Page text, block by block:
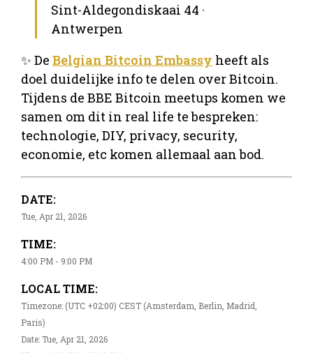
Sint-Aldegondiskaai 44 ·
Antwerpen
✨ De Belgian Bitcoin Embassy heeft als
doel duidelijke info te delen over Bitcoin.
Tijdens de BBE Bitcoin meetups komen we
samen om dit in real life te bespreken:
technologie, DIY, privacy, security,
economie, etc komen allemaal aan bod.
DATE:
Tue, Apr 21, 2026
TIME:
4:00 PM - 9:00 PM
LOCAL TIME:
Timezone: (UTC +02:00) CEST (Amsterdam, Berlin, Madrid,
Paris)
Date: Tue, Apr 21, 2026